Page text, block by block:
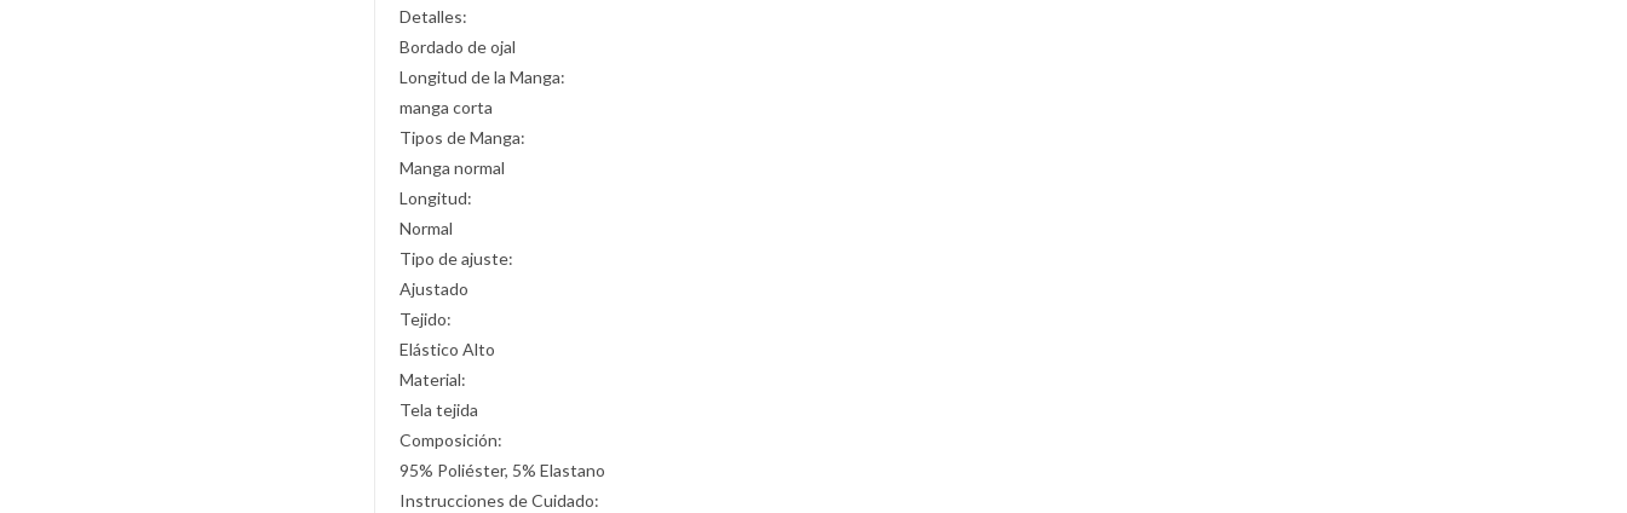
Detalles:
Bordado de ojal
Longitud de la Manga:
manga corta
Tipos de Manga:
Manga normal
Longitud:
Normal
Tipo de ajuste:
Ajustado
Tejido:
Elástico Alto
Material:
Tela tejida
Composición:
95% Poliéster, 5% Elastano
Instrucciones de Cuidado: